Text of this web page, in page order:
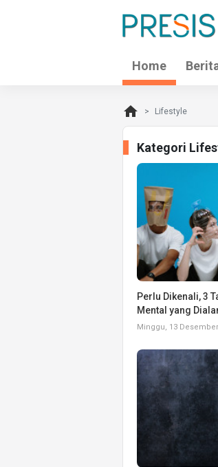
Home
home Lifestyle
Kategori
Perlu Dikenali, 3
Mental yang
Minggu, 13